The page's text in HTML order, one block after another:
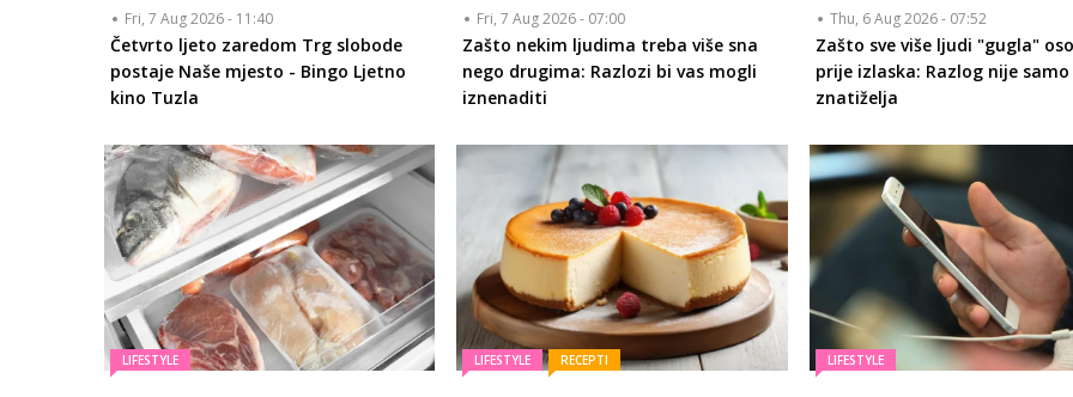
Fri, 7 Aug 2026 - 11:40
Četvrto ljeto zaredom Trg slobode
postaje Naše mjesto - Bingo Ljetno
kino Tuzla
Fri, 7 Aug 2026 - 07:00
Zašto nekim ljudima treba više sna
nego drugima: Razlozi bi vas mogli
iznenaditi
Thu, 6 Aug 2026 - 07:52
Zašto sve više ljudi "gugla"
prije izlaska: Razlog nije samo
znatiželja
LIFESTYLE LIFESTYLE RECEPTI LIFESTYLE